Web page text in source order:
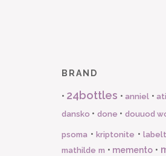
BRAND
• 24bottles •anniel •
dansko • done • douuod
psoma •kriptonite •
mathilde m • memento •